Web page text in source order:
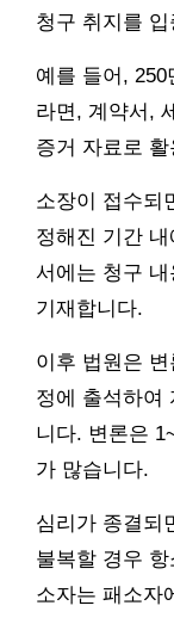
청구 취지를
예를 들어, 250
라면, 계약서,
증거 자료로
소장이 접수되
정해진 기간
서에는 청구
기재합니다.
이후 법원은
정에 출석하여
니다. 변론은
가 많습니다.
심리가 종결되
불복할 경우
소자는 패소자